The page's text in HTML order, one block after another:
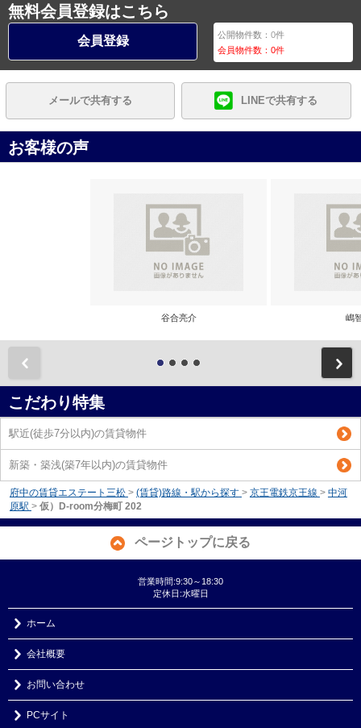
無料会員登録はこちら
会員登録 公開物件数：0件
会員物件数：0件
メールで共有する LINEで共有する
お客様の声
谷合亮介 嶋
こだわり特集
駅近(徒歩7分以内)の賃貸物件
新築・築浅(築7年以内)の賃貸物件
府中の賃貸エステート三松 > (賃貸)路線・駅から探す > 京王電鉄京王線 > 中河
原駅 > 仮）D-room分梅町 202
ページトップに戻る
営業時間:9:30～18:30
定休日:水曜日
ホーム
会社概要
お問い合わせ
PCサイト